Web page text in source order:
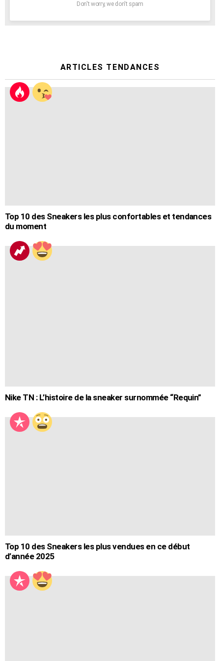
Don't worry, we don't spam
ARTICLES TENDANCES
Top 10 des Sneakers les plus confortables et tendances
du moment
Nike TN : L’histoire de la sneaker surnommée “Requin”
Top 10 des Sneakers les plus vendues en ce début
d’année 2025